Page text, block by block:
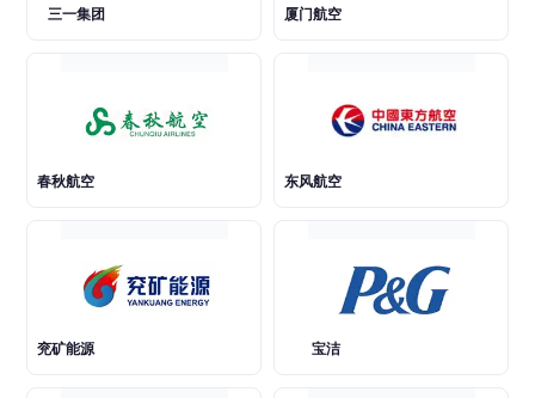
三一集团 厦门航空
春秋航空 东风航空
兖矿能源 宝洁